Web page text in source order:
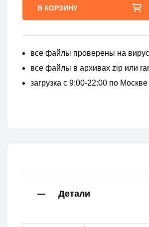
В КОРЗИНУ
все файлы проверены на
все файлы в архивах zip или rar
загрузка с 9:00-22:00 по Москве
Детали